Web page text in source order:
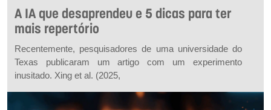
A IA que desaprendeu e 5 dicas para ter
mais repertório
Recentemente, pesquisadores de uma universidade do
Texas publicaram um artigo com um experimento
inusitado. Xing et al. (2025,